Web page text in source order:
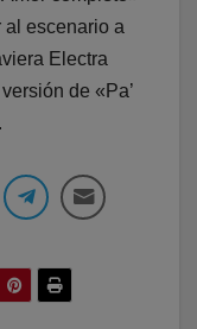
al escenario a
Electra
de «Pa’